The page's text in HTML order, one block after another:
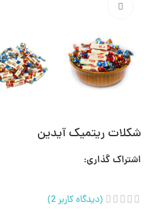
شکلات ریتمیک آیدین
اشتراک گذاری:
(دیدگاه کاربر2
)